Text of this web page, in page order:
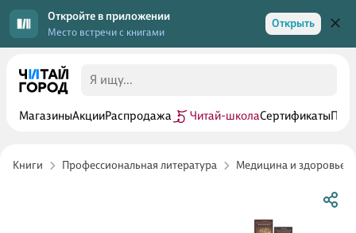
Откройте в приложении
Место встречи с книгами
Открыть
МагазиныАкцииРаспродажа Читай-школаСертификаты
Книги Профессиональная литература Медицина и здоровье